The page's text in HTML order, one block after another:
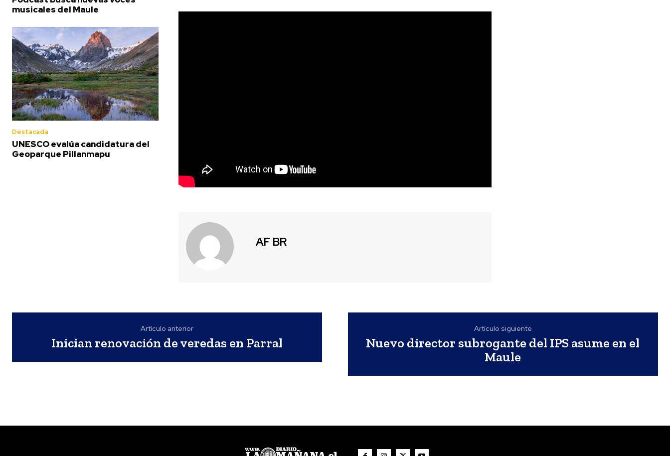
musicales del Maule
Destacada
UNESCO evalúa candidatura del
Geoparque Pillanmapu
AF BR
Artículo anterior
Inician renovación de veredas en Parral
Artículo siguiente
Nuevo director subrogante del IPS asume en el
Maule